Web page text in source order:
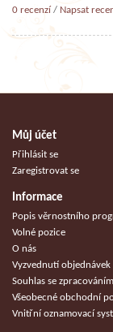
0 recenzí/ Napsat
Můj účet
Přihlásit se
Zaregistrovat se
Informace
Popis věrnostního
Volné pozice
O nás
Vyzvednutí objednávek
Souhlas se
Všeobecné obchodní
Vnitřní oznamovací